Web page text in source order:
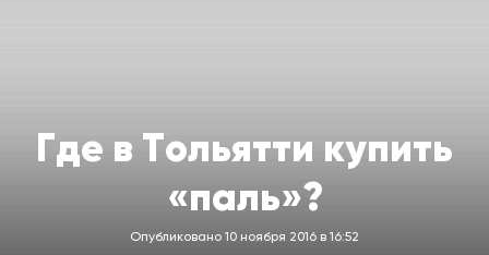
Где в Тольятти купить
«паль»?
Опубликовано 10 ноября 2016 в 16:52